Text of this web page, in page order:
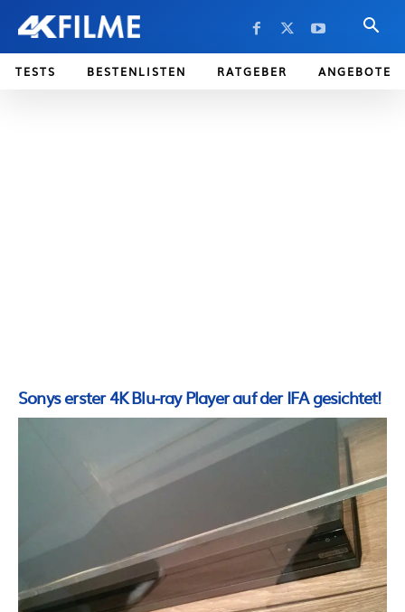
TESTS BESTENLISTEN RATGEBER ANGEBOTE
Sonys erster 4K Blu-ray Player auf der IFA gesichtet!